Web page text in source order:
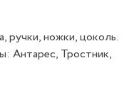
ручки, ножки, цоколь.
Антарес, Тростник,